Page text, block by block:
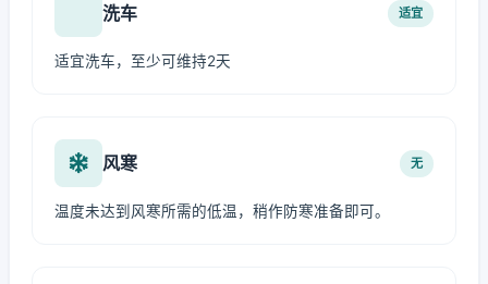
洗车 适宜
适宜洗车，至少可维持2天
风寒 无
温度未达到风寒所需的低温，稍作防寒准备即可。